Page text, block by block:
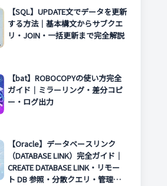
【SQL】UPDATE文でデータを更新
する方法｜基本構文からサブクエ
リ・JOIN・一括更新まで完全解説
【bat】ROBOCOPYの使い方完全
ガイド｜ミラーリング・差分コピ
ー・ログ出力
【Oracle】データベースリンク
（DATABASE LINK）完全ガイド｜
CREATE DATABASE LINK・リモー
ト DB 参照・分散クエリ・管理方